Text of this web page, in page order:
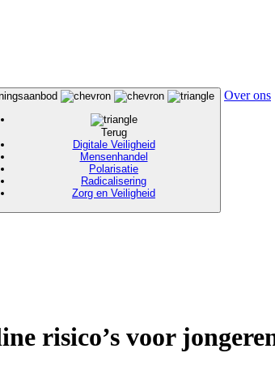
Terug
Digitale Veiligheid
Mensenhandel
Polarisatie
Radicalisering
Zorg en Veiligheid
Over ons
risico’s voor